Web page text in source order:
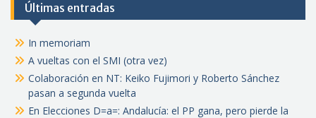
Últimas entradas
In memoriam
A vueltas con el SMI (otra vez)
Colaboración en NT: Keiko Fujimori y Roberto Sánchez
pasan a segunda vuelta
En Elecciones D=a=: Andalucía: el PP gana, pero pierde la